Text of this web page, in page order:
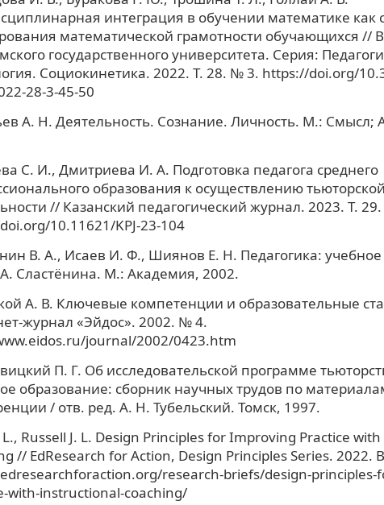
интеграция в обучении математике как
математической грамотности обучающихся //
государственного университета. Серия:
Социокинетика. 2022. Т. 28. № 3. https://doi.org/
28-3-45-50
А. Н. Деятельность. Сознание. Личность. М.: Смысл;
С. И., Дмитриева И. А. Подготовка педагога среднего
образования к осуществлению тьюторской
// Казанский педагогический журнал. 2023. Т.
10.11621/KPJ-23-104
В. А., Исаев И. Ф., Шиянов Е. Н. Педагогика:
Сластёнина. М.: Академия, 2002.
А. В. Ключевые компетенции и образовательные
журнал «Эйдос». 2002. № 4.
journal/2002/0423.htm
П. Г. Об исследовательской программе
образование: сборник научных трудов по
/ отв. ред. А. Н. Тубельский. Томск, 1997.
Russell J. L. Design Principles for Improving Practice
// EdResearch for Action, Design Principles Series. 2022.
research-briefs/design-principles-
with-instructional-coaching/